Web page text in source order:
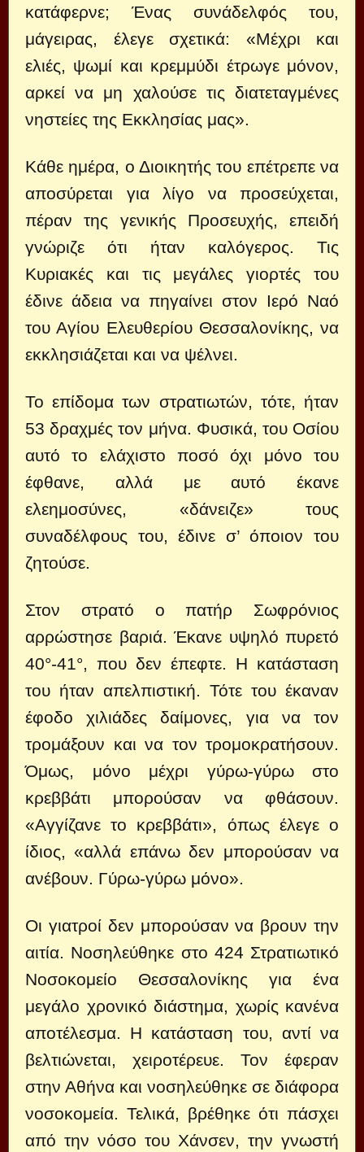
κατάφερνε; Ένας συνάδελφός του,
μάγειρας, έλεγε σχετικά: «Μέχρι και
ελιές, ψωμί και κρεμμύδι έτρωγε μόνον,
αρκεί να μη χαλούσε τις διατεταγμένες
νηστείες της Εκκλησίας μας».
Κάθε ημέρα, ο Διοικητής του επέτρεπε να
αποσύρεται για λίγο να προσεύχεται,
πέραν της γενικής Προσευχής, επειδή
γνώριζε ότι ήταν καλόγερος. Τις
Κυριακές και τις μεγάλες γιορτές του
έδινε άδεια να πηγαίνει στον Ιερό Ναό
του Αγίου Ελευθερίου Θεσσαλονίκης, να
εκκλησιάζεται και να ψέλνει.
Το επίδομα των στρατιωτών, τότε, ήταν
53 δραχμές τον μήνα. Φυσικά, του Οσίου
αυτό το ελάχιστο ποσό όχι μόνο του
έφθανε, αλλά με αυτό έκανε
ελεημοσύνες, «δάνειζε» τους
συναδέλφους του, έδινε σ’ όποιον του
ζητούσε.
Στον στρατό ο πατήρ Σωφρόνιος
αρρώστησε βαριά. Έκανε υψηλό πυρετό
40°-41°, που δεν έπεφτε. Η κατάσταση
του ήταν απελπιστική. Τότε του έκαναν
έφοδο χιλιάδες δαίμονες, για να τον
τρομάξουν και να τον τρομοκρατήσουν.
Όμως, μόνο μέχρι γύρω-γύρω στο
κρεββάτι μπορούσαν να φθάσουν.
«Αγγίζανε το κρεββάτι», όπως έλεγε ο
ίδιος, «αλλά επάνω δεν μπορούσαν να
ανέβουν. Γύρω-γύρω μόνο».
Οι γιατροί δεν μπορούσαν να βρουν την
αιτία. Νοσηλεύθηκε στο 424 Στρατιωτικό
Νοσοκομείο Θεσσαλονίκης για ένα
μεγάλο χρονικό διάστημα, χωρίς κανένα
αποτέλεσμα. Η κατάσταση του, αντί να
βελτιώνεται, χειροτέρευε. Τον έφεραν
στην Αθήνα και νοσηλεύθηκε σε διάφορα
νοσοκομεία. Τελικά, βρέθηκε ότι πάσχει
από την νόσο του Χάνσεν, την γνωστή